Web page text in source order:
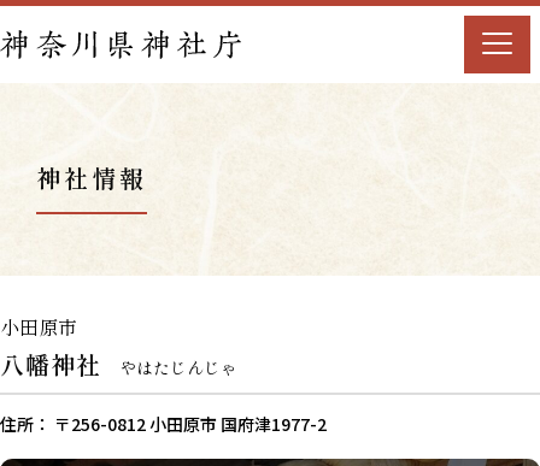
神社情報
小田原市
八幡神社 やはたじんじゃ
住所： 〒256-0812 小田原市 国府津1977-2